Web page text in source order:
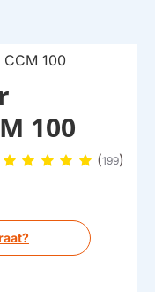
100
(199)